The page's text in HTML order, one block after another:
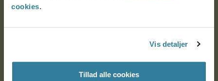
cookies.
Vis detaljer
Tillad alle cookies
CVR: 1007 4002
Om Ankestyrelsen